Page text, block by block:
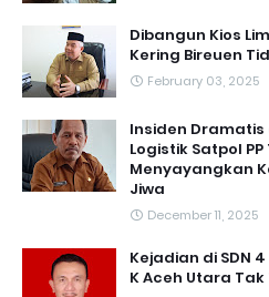
Dibangun Kios
Kering Bireuen
February 03, 2025
Insiden Dramatis
Logistik Satpol
Menyayangkan
Jiwa
December 11, 2025
Kejadian di SDN
K Aceh Utara